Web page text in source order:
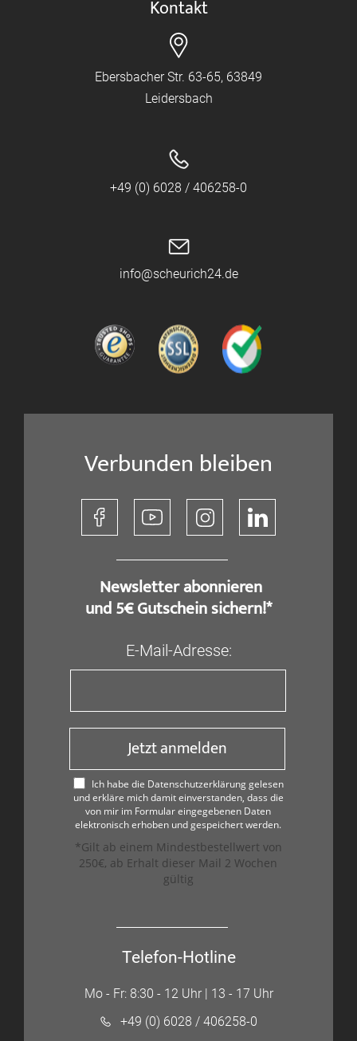
Kontakt
Ebersbacher Str. 63-65, 63849
Leidersbach
+49 (0) 6028 / 406258-0
info@scheurich24.de
Verbunden bleiben
​ Newsletter abonnieren
und 5€ Gutschein sichern!*
E-Mail-Adresse:
Jetzt anmelden
Ich habe die Datenschutzerklärung gelesen
und erkläre mich damit einverstanden, dass die
von mir im Formular eingegebenen Daten
elektronisch erhoben und gespeichert werden.
*Gilt ab einem Mindestbestellwert von
250€, ab Erhalt dieser Mail 2 Wochen
gültig
Telefon-Hotline
Mo - Fr: 8:30 - 12 Uhr | 13 - 17 Uhr
+49 (0) 6028 / 406258-0